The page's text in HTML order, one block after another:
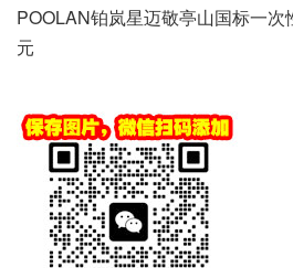
POOLAN铂岚星迈敬亭山国标一
元